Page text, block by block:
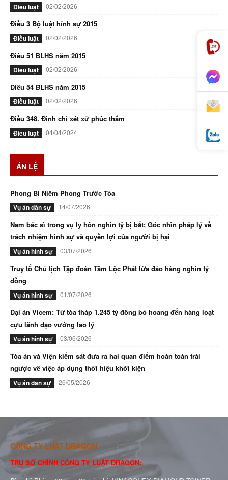
Điều luật 02/02/2026
Điều 3 Bộ luật hính sự 2015
Điều luật 02/02/2026
Điều 51 BLHS năm 2015
Điều luật 02/02/2026
Điều 54 BLHS năm 2015
Điều luật 02/02/2026
Điều 348. Đình chỉ xét xử phúc thẩm
Điều luật 04/04/2024
ÁN LỆ
Phong Bì Niêm Phong Trước Tòa
Vụ án dân sự 14/07/2026
Nam bác sĩ trong vụ ly hôn nghìn tỷ bị bắt: Góc nhìn pháp lý về
trách nhiệm hình sự và quyền lợi của người bị hại
Vụ án hình sự 03/07/2026
Truy tố Chủ tịch Tập đoàn Tâm Lộc Phát lừa đảo hàng nghìn tỷ
đồng
Vụ án hình sự 01/07/2026
Đại án Vicem: Từ tòa tháp 1.245 tỷ đồng bỏ hoang đến hàng loạt
cựu lãnh đạo vướng lao lý
Vụ án hình sự 03/06/2026
Tòa án và Viện kiểm sát đưa ra hai quan điểm hoàn toàn trái
ngược về việc áp dụng thời hiệu khởi kiện
Vụ án dân sự 26/05/2026
CÔNG TY LUẬT DRAGON
TRỤ SỞ CHÍNH CÔNG TY LUẬT DRAGON: